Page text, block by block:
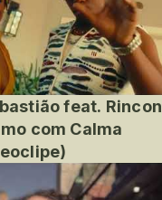
feat. Rincon
com Calma